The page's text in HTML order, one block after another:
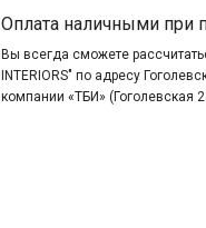
Оплата наличными при
Вы всегда сможете
INTERIORS" по адресу
компании «ТБИ» (Гоголевская